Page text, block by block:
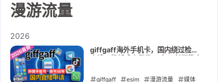
漫游流量
2026
giffgaff海外手机卡，国内绕过检测
TikTok | ChatGPT | 谷歌Google账
giffgaff esim 漫游流量 媒体